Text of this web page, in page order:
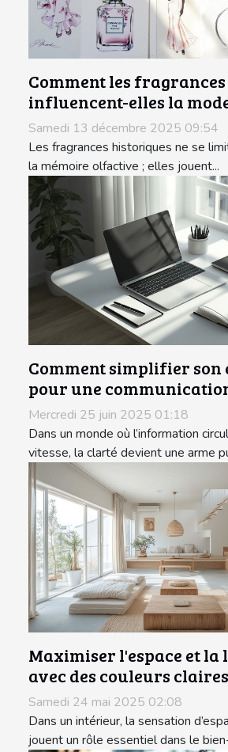
Comment les
influencent-elles la
Samedi 13 décembre 2025 09:54
Les fragrances historiques ne se
la mémoire olfactive ; elles jouent...
Comment simplifier
pour une
Mercredi 25 juin 2025 01:18
Dans un monde où l’information
vitesse, la clarté devient une arme
Maximiser l'espace et la
avec des couleurs claires
Samedi 24 mai 2025 02:08
Dans un intérieur, la sensation
jouent un rôle essentiel dans le